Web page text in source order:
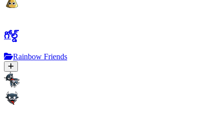
గోల్డ్
Rainbow Friends